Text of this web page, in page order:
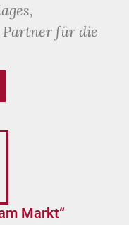
für die
Markt“